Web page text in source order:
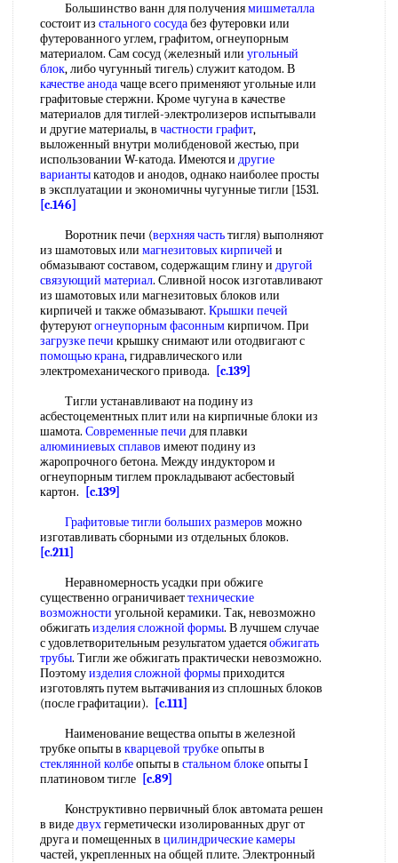
Большинство ванн для получениямишметалла
состоит из стального сосудабез футеровки или
футерованного углем, графитом, огнеупорным
материалом. Сам сосуд (железный или угольный
блок, либо чугунный тигель) служит катодом. В
качестве анодачаще всего применяют угольные или
графитовые стержни. Кроме чугуна в качестве
материалов для тиглей-электролизеров испытывали
и другие материалы, в частности графит,
выложенный внутри молибденовой жестью, при
использовании W-катода. Имеются и другие
вариантыкатодов и анодов, однако наиболее просты
в эксплуатации и экономичны чугунные тигли [1531.
[c.146]
Воротник печи (верхняя частьтигля) выполняют
из шамотовых или магнезитовых кирпичей и
обмазывают составом, содержащим глину и другой
связующий материал. Сливной носок изготавливают
из шамотовых или магнезитовых блоков или
кирпичей и также обмазывают. Крышки печей
футеруютогнеупорным фасоннымкирпичом. При
загрузке печи крышку снимают или отодвигают с
помощью крана, гидравлического или
электромеханического привода.
[c.139]
Тигли устанавливают на подину из
асбестоцементных плит или на кирпичные блоки из
шамота. Современные печи для плавки
алюминиевых сплавов имеют подину из
жаропрочного бетона. Между индуктором и
огнеупорным тиглем прокладывают асбестовый
картон.
[c.139]
Графитовые тигли больших размеров можно
изготавливать сборными из отдельных блоков.
[c.211]
Неравномерность усадки при обжиге
существенно ограничиваеттехнические
возможности угольной керамики. Так, невозможно
обжигатьизделия сложной формы. В лучшем случае
с удовлетворительным результатом удаетсяобжигать
трубы. Тигли же обжигать практически невозможно.
Поэтомуизделия сложной формыприходится
изготовлять путем вытачивания из сплошных блоков
(после графитации).
[c.111]
Наименование вещества опыты в железной
трубке опыты в кварцевой трубкеопыты в
стеклянной колбеопыты в стальном блокеопыты I
платиновом тигле [c.89]
Конструктивно первичный блок автомата решен
в видедвухгерметически изолированных друг от
друга и помещенных в цилиндрические камеры
частей, укрепленных на общей плите. Электронный